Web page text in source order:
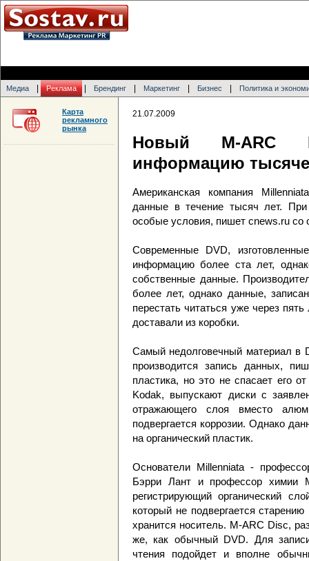
Медиа Реклама Брендинг Маркетинг Бизнес Политика и
21.07.2009
Новый M-ARC
информацию
Американская компания
данные в течение тысяч лет.
особые условия, пишет cnews.ru со
Современные DVD,
информацию более ста лет,
собственные данные.
более лет, однако данные,
перестать читаться уже через
доставали из коробки.
Самый недолговечный материал в
производится запись данных,
пластика, но это не спасает его
Kodak, выпускают диски с
отражающего слоя вместо
подвергается коррозии. Однако
на органический пластик.
Основатели Millenniata -
Бэрри Лант и профессор химии
регистрирующий органический
который не подвергается
хранится носитель. M-ARC Disc,
же, как обычный DVD. Для
чтения подойдет и вполне
Карта
рекламного
рынка